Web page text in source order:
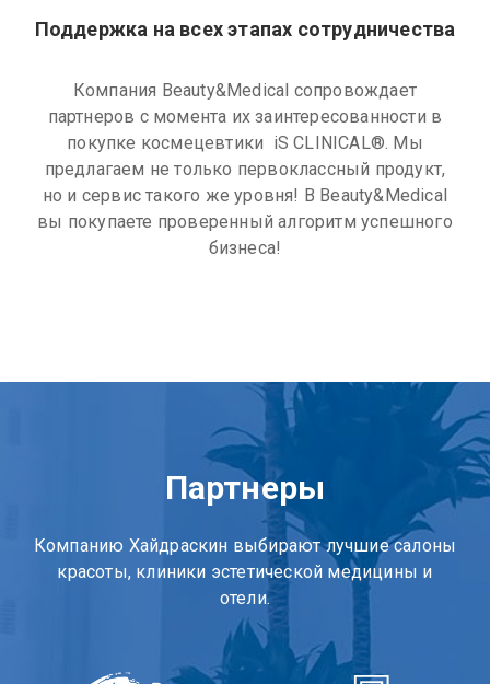
Поддержка на всех этапах сотрудничества
Компания Beauty&Medical сопровождает
партнеров с момента их заинтересованности в
покупке космецевтики iS CLINICAL®. Мы
предлагаем не только первоклассный продукт,
но и сервис такого же уровня! В Beauty&Medical
вы покупаете проверенный алгоритм успешного
бизнеса!
Партнеры
Компанию Хайдраскин выбирают лучшие салоны
красоты, клиники эстетической медицины и
отели.